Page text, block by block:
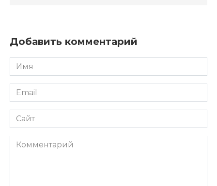
Добавить комментарий
Имя
*
Email
*
Сайт
Комментарий